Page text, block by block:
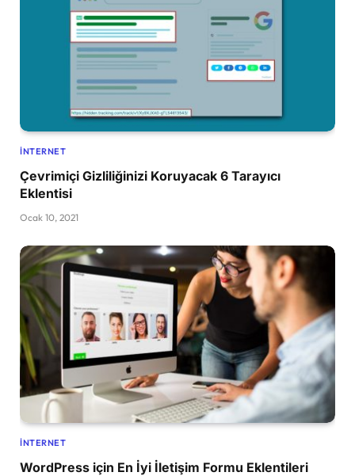
İNTERNET
Çevrimiçi Gizliliğinizi Koruyacak 6 Tarayıcı
Eklentisi
Ocak 10, 2021
İNTERNET
WordPress için En İyi İletişim Formu Eklentileri